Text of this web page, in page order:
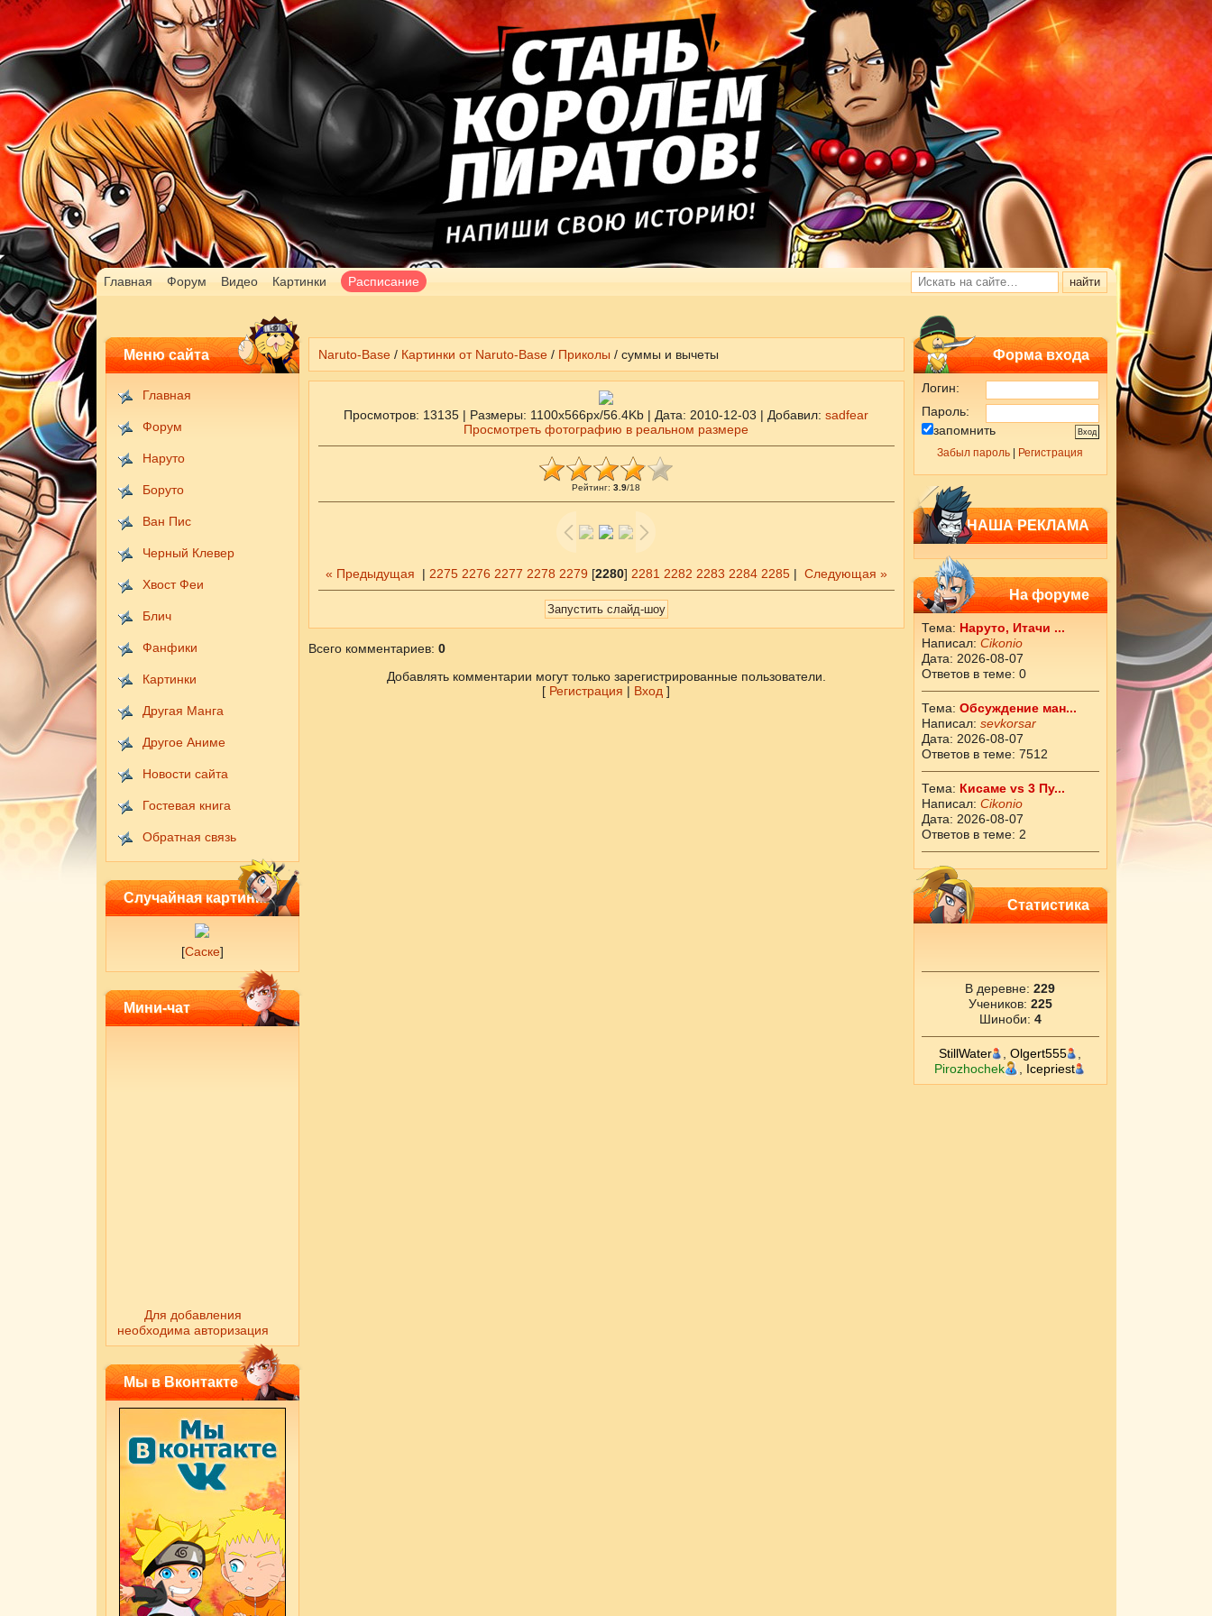
Главная Форум Видео Картинки Расписание
Меню сайта
Главная
Форум
Наруто
Боруто
Ван Пис
Черный Клевер
Хвост Феи
Блич
Фанфики
Картинки
Другая Манга
Другое Аниме
Новости сайта
Гостевая книга
Обратная связь
Случайная картинка
[Саске]
Мини-чат
Для добавления
необходима авторизация
Мы в Вконтакте
Форма входа
Логин:
Пароль:
запомнить
Забыл пароль Регистрация
НАША РЕКЛАМА
На форуме
Тема: Наруто, Итачи ...
Написал: Cikоnio
Дата: 2026-08-07
Ответов в теме: 0
Тема: Обсуждение ман...
Написал: sevkorsar
Дата: 2026-08-07
Ответов в теме: 7512
Тема: Кисаме vs 3 Пу...
Написал: Cikоnio
Дата: 2026-08-07
Ответов в теме: 2
Статистика
В деревне: 229
Учеников: 225
Шиноби: 4
StillWater Olgert555
Pirozhochek
Icepriest
Naruto-Base/ Картинки от Naruto-Base/ Приколы / суммы и вычеты
Просмотров: 13135 | Размеры: 1100x566px/56.4Kb | Дата: 2010-12-03 | Добавил: sadfear
Просмотреть фотографию в реальном размере
Рейтинг: 3.9/18
« Предыдущая | 2275 2276 2277 2278 2279 [2280] 2281 2282 2283 2284 2285| Следующая »
Всего комментариев: 0
Добавлять комментарии могут только зарегистрированные пользователи.
[ Регистрация | Вход ]